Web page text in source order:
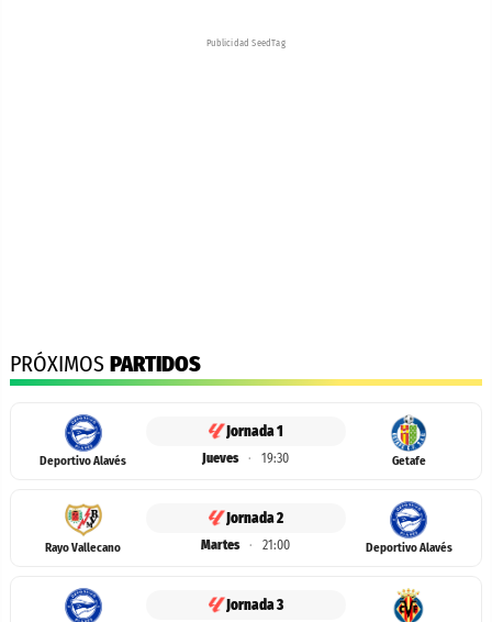
Publicidad SeedTag
PRÓXIMOS PARTIDOS
Deportivo Alavés
Jornada 1
Jueves · 19:30 Getafe
Rayo Vallecano
Jornada 2
Martes · 21:00 Deportivo Alavés
Jornada 3